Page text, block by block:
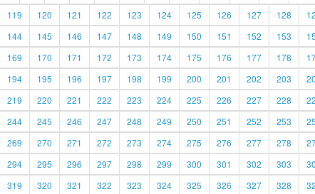
119 120 121 122 123 124 125 126 127 128
144 145 146 147 148 149 150 151 152 153
169 170 171 172 173 174 175 176 177 178
194 195 196 197 198 199 200 201 202 203
219 220 221 222 223 224 225 226 227 228
244 245 246 247 248 249 250 251 252 253
269 270 271 272 273 274 275 276 277 278
294 295 296 297 298 299 300 301 302 303
319 320 321 322 323 324 325 326 327 328